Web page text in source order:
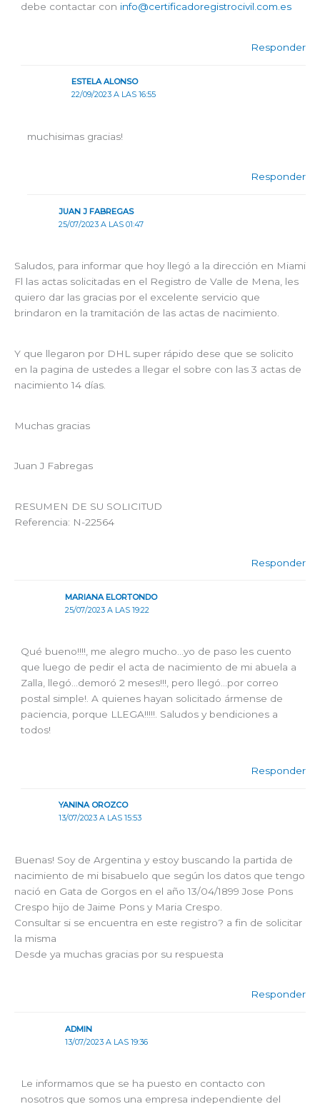
debe contactar con info@certificadoregistrocivil.com.es
Responder
ESTELA ALONSO
22/09/2023 A LAS 16:55
muchisimas gracias!
Responder
JUAN J FABREGAS
25/07/2023 A LAS 01:47
Saludos, para informar que hoy llegó a la dirección en Miami
Fl las actas solicitadas en el Registro de Valle de Mena, les
quiero dar las gracias por el excelente servicio que
brindaron en la tramitación de las actas de nacimiento.
Y que llegaron por DHL super rápido dese que se solicito
en la pagina de ustedes a llegar el sobre con las 3 actas de
nacimiento 14 días.
Muchas gracias
Juan J Fabregas
RESUMEN DE SU SOLICITUD
Referencia: N-22564
Responder
MARIANA ELORTONDO
25/07/2023 A LAS 19:22
Qué bueno!!!!, me alegro mucho…yo de paso les cuento
que luego de pedir el acta de nacimiento de mi abuela a
Zalla, llegó…demoró 2 meses!!!, pero llegó…por correo
postal simple!. A quienes hayan solicitado ármense de
paciencia, porque LLEGA!!!!!. Saludos y bendiciones a
todos!
Responder
YANINA OROZCO
13/07/2023 A LAS 15:53
Buenas! Soy de Argentina y estoy buscando la partida de
nacimiento de mi bisabuelo que según los datos que tengo
nació en Gata de Gorgos en el año 13/04/1899 Jose Pons
Crespo hijo de Jaime Pons y Maria Crespo.
Consultar si se encuentra en este registro? a fin de solicitar
la misma
Desde ya muchas gracias por su respuesta
Responder
ADMIN
13/07/2023 A LAS 19:36
Le informamos que se ha puesto en contacto con
nosotros que somos una empresa independiente del